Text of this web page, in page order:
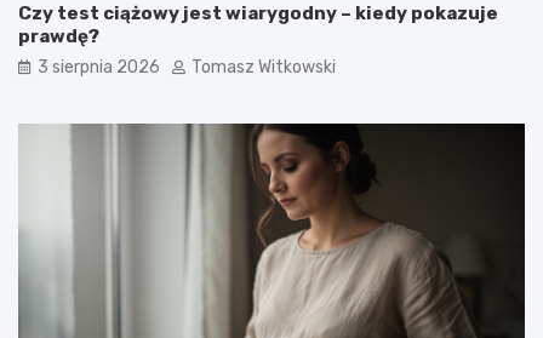
Czy test ciążowy jest wiarygodny – kiedy pokazuje
prawdę?
3 sierpnia 2026 Tomasz Witkowski